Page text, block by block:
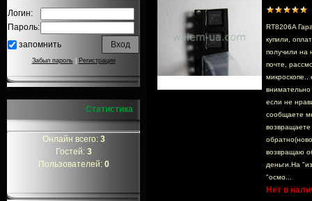
Логин:
Пароль:
запомнить
Забыл пароль| Регистрация
Статистика
Онлайн всего: 3
Гостей: 3
Пользователей: 0
RT8206A
купили,
получили на
почте,
микроскопе..
внимательно
если не
сообщаете
возвращаете
возвращаю
деньги.На
"осмо...
Нет в